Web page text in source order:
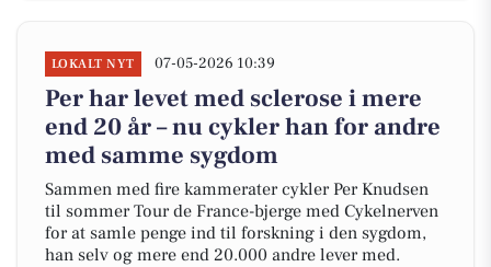
LOKALT NYT 07-05-2026 10:39
Per har levet med sclerose i mere
end 20 år – nu cykler han for andre
med samme sygdom
Sammen med fire kammerater cykler Per Knudsen
til sommer Tour de France-bjerge med Cykelnerven
for at samle penge ind til forskning i den sygdom,
han selv og mere end 20.000 andre lever med.